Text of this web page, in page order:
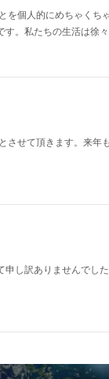
個人的にめちゃくち
す。私たちの生活は徐
させて頂きます。来年
し訳ありませんでし